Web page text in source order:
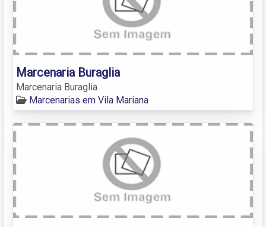
Marcenaria Buraglia
Marcenaria Buraglia
Marcenarias em Vila Mariana